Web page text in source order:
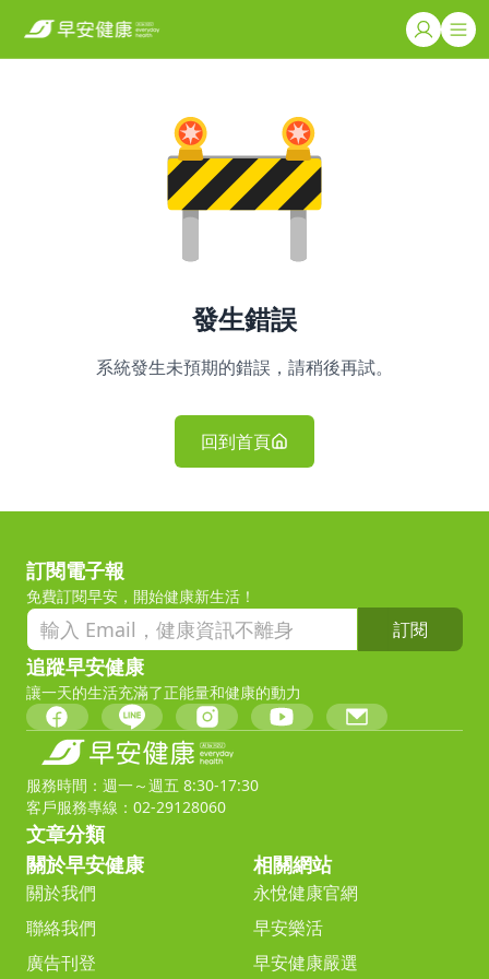
發生錯誤
系統發生未預期的錯誤，請稍後再試。
回到首頁
訂閱電子報
免費訂閱早安，開始健康新生活！
訂閱
追蹤早安健康
讓一天的生活充滿了正能量和健康的動力
服務時間：週一～週五 8:30-17:30
客戶服務專線：02-29128060
文章分類
關於早安健康
關於我們
聯絡我們
廣告刊登
相關網站
永悅健康官網
早安樂活
早安健康嚴選